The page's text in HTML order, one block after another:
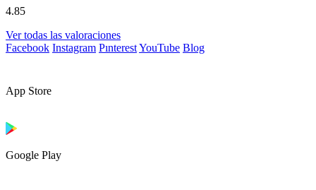
4.85
Ver todas las valoraciones
Facebook Instagram PınterestYouTube Blog
App Store
Google Play